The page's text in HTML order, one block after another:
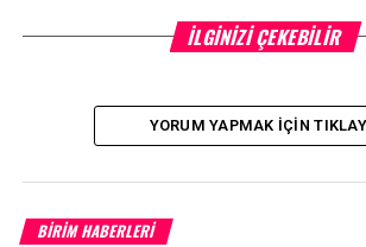
siyasi partilerle çeşitli kurum ve
düzenlenen Ankara eğitim gezilerinde üst
yetkililerle temaslar gerçekleştiriliyor.
Facebook
Mastodon
Email
İLGINIZI ÇEKEBILIR
YORUM YAPMAK İÇIN
BİRİM HABERLERİ